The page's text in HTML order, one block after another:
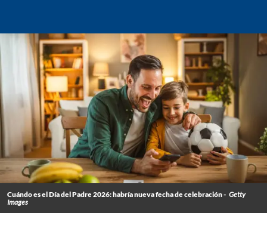
Cuándo es el Día del Padre 2026: habría nueva fecha de celebración - Getty
Images